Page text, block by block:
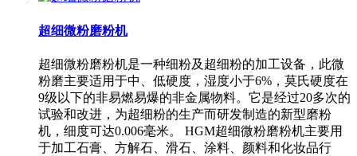
超细微粉磨粉机
超细微粉磨粉机是一种细粉及超细粉的加工设备，此微
粉磨主要适用于中、低硬度，湿度小于6%，莫氏硬度在
9级以下的非易燃易爆的非金属物料。它是经过20多次的
试验和改进，为超细粉的生产而研发制造的新型磨粉
机，细度可达0.006毫米。 HGM超细微粉磨粉机主要用
于加工石膏、方解石、滑石、涂料、颜料和化妆品行